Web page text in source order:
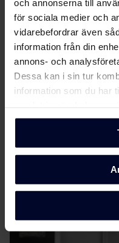
och annonserna till
för sociala medier och
vidarebefordrar även
information från din
annons- och
Dessa kan i sin tur
information som du har
Produktdatablad
EU-
Användarhandbok
och
och
och